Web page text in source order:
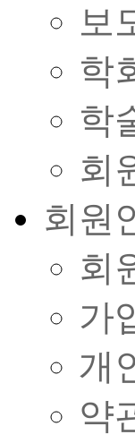
보
학
학
회
회원
회
가
개
약